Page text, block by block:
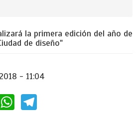
la primera edición del año de
de diseño"
- 11:04
WhatsApp